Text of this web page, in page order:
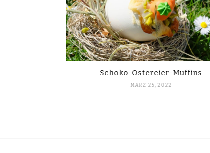
Schoko-Ostereier-Muffins
MÄRZ 25, 2022